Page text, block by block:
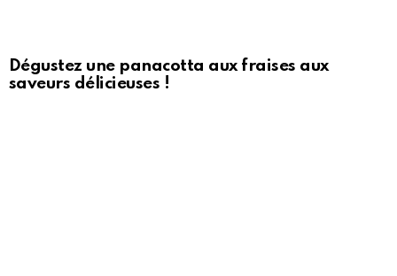
Dégustez une panacotta aux fraises aux
saveurs délicieuses !